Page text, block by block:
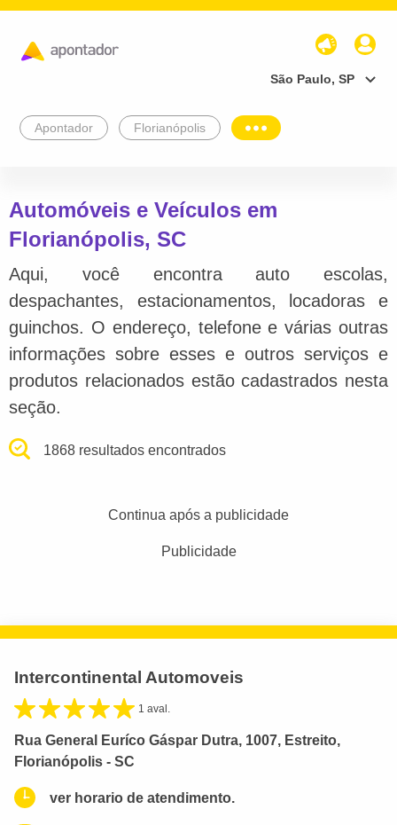
São Paulo, SP
Apontador Florianópolis
Automóveis e Veículos em
Florianópolis, SC
Aqui, você encontra auto escolas,
despachantes, estacionamentos, locadoras e
guinchos. O endereço, telefone e várias outras
informações sobre esses e outros serviços e
produtos relacionados estão cadastrados nesta
seção.
1868 resultados encontrados
Continua após a publicidade
Publicidade
Intercontinental Automoveis
1 aval.
Rua General Euríco Gáspar Dutra, 1007, Estreito,
Florianópolis - SC
ver horario de atendimento.